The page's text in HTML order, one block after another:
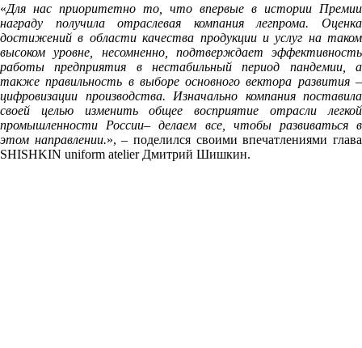
«Для нас приоритетно то, что впервые в истории Премии
награду получила отраслевая компания легпрома. Оценка
достижений в области качества продукции и услуг на таком
высоком уровне, несомненно, подтверждает эффективность
работы предприятия в нестабильный период пандемии, а
также правильность в выборе основного вектора развития –
цифровизации производства. Изначально компания поставила
своей целью изменить общее восприятие отрасли легкой
промышленности России– делаем все, чтобы развиваться в
этом направлении.», – поделился своими впечатлениями глава
SHISHKIN uniform atelierДмитрий Шишкин.